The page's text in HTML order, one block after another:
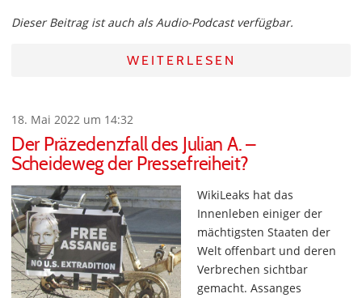
Dieser Beitrag ist auch als Audio-Podcast verfügbar.
WEITERLESEN
18. Mai 2022 um 14:32
Der Präzedenzfall des Julian A. –
Scheideweg der Pressefreiheit?
WikiLeaks hat das
Innenleben einiger der
mächtigsten Staaten der
Welt offenbart und deren
Verbrechen sichtbar
gemacht. Assanges